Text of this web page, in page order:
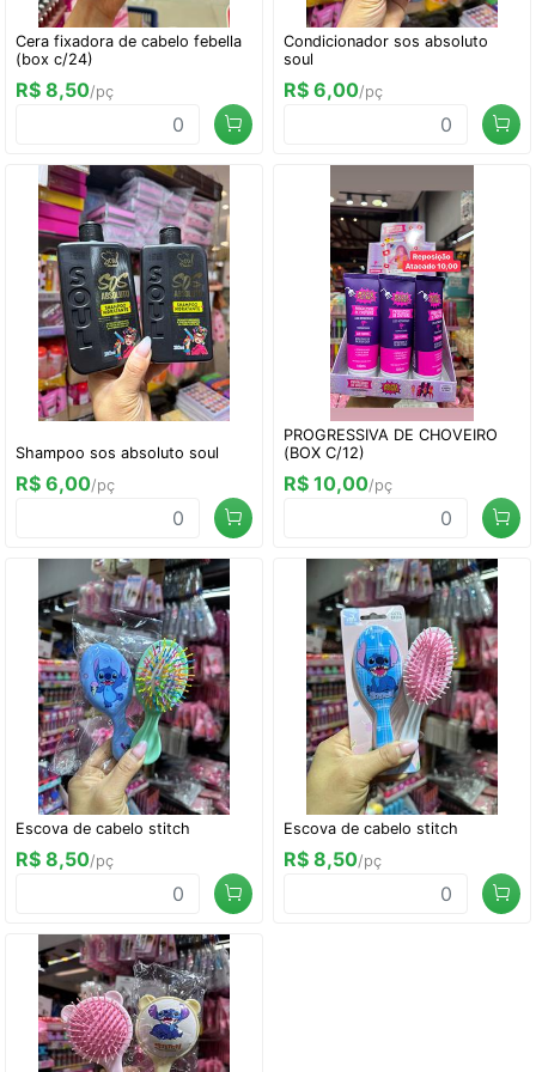
Cera fixadora de cabelo febella
(box c/24)
R$ 8,50/pç
Condicionador sos absoluto
soul
R$ 6,00/pç
Shampoo sos absoluto soul
R$ 6,00/pç
PROGRESSIVA DE CHOVEIRO
(BOX C/12)
R$ 10,00/pç
Escova de cabelo stitch
R$ 8,50/pç
Escova de cabelo stitch
R$ 8,50/pç